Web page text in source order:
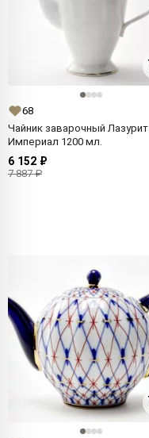
68
Чайник заварочный Лазурит
Империал 1200 мл.
6 152 ₽
7 887 ₽